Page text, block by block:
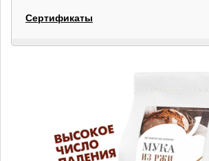
Сертификаты